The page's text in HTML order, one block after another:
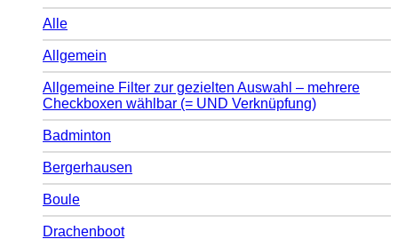
Alle
Allgemein
Allgemeine Filter zur gezielten Auswahl – mehrere
Checkboxen wählbar (= UND Verknüpfung)
Badminton
Bergerhausen
Boule
Drachenboot